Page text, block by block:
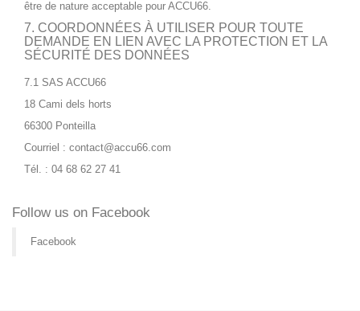
être de nature acceptable pour ACCU66.
7. COORDONNÉES À UTILISER POUR TOUTE
DEMANDE EN LIEN AVEC LA PROTECTION ET LA
SÉCURITÉ DES DONNÉES
7.1 SAS ACCU66
18 Cami dels horts
66300 Ponteilla
Courriel : contact@accu66.com
Tél. : 04 68 62 27 41
Follow us on Facebook
Facebook